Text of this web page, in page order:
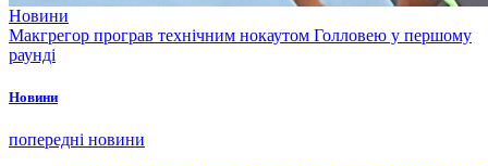
Новини
Макгрегор програв технічним нокаутом Голловею у першому
раунді
Новини
попередні новини